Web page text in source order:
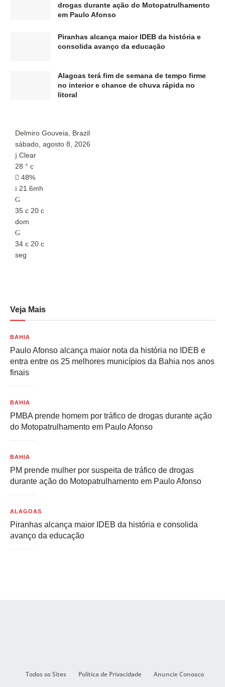
drogas durante ação do Motopatrulhamento
em Paulo Afonso
Piranhas alcança maior IDEB da história e
consolida avanço da educação
Alagoas terá fim de semana de tempo firme
no interior e chance de chuva rápida no
litoral
Delmiro Gouveia, Brazil
sábado, agosto 8, 2026
Clear
28 ° c
48%
21.6mh
35 c 20 c
dom
34 c 20 c
seg
Veja Mais
BAHIA
Paulo Afonso alcança maior nota da história no IDEB e
entra entre os 25 melhores municípios da Bahia nos anos
finais
BAHIA
PMBA prende homem por tráfico de drogas durante ação
do Motopatrulhamento em Paulo Afonso
BAHIA
PM prende mulher por suspeita de tráfico de drogas
durante ação do Motopatrulhamento em Paulo Afonso
ALAGOAS
Piranhas alcança maior IDEB da história e consolida
avanço da educação
Todos os Sites Política de Privacidade Anuncie Conosco